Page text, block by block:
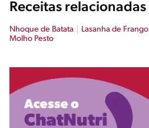
Receitas relacionadas
Nhoque de Batata Lasanha de Frango
Molho Pesto